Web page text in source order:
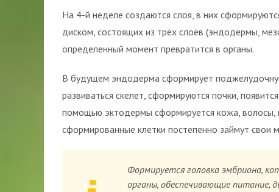
На 4-й неделе создаются слоя, в них
диском, состоящих из трёх слоёв (эндодермы,
определенный момент превратится в органы.
В будущем эндодерма сформирует
развиваться скелет, сформируются почки,
помощью эктодермы сформируется кожа, волосы,
сформированные клетки постепенно займут свои
Формируется головка эмбриона,
органы, обеспечивающие